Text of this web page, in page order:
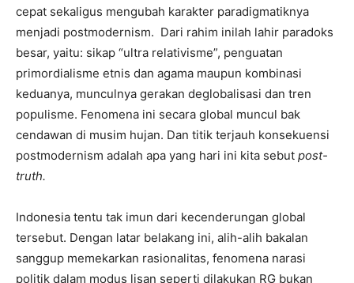
cepat sekaligus mengubah karakter paradigmatiknya
menjadi postmodernism. Dari rahim inilah lahir paradoks
besar, yaitu: sikap “ultra relativisme”, penguatan
primordialisme etnis dan agama maupun kombinasi
keduanya, munculnya gerakan deglobalisasi dan tren
populisme. Fenomena ini secara global muncul bak
cendawan di musim hujan. Dan titik terjauh konsekuensi
postmodernism adalah apa yang hari ini kita sebut post-
truth.
Indonesia tentu tak imun dari kecenderungan global
tersebut. Dengan latar belakang ini, alih-alih bakalan
sanggup memekarkan rasionalitas, fenomena narasi
politik dalam modus lisan seperti dilakukan RG bukan